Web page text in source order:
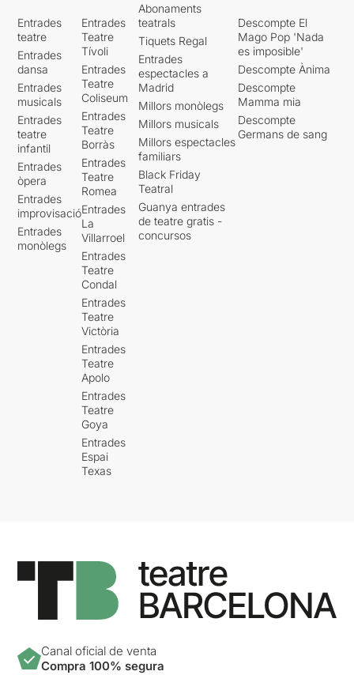
Entrades
teatre
Entrades
dansa
Entrades
musicals
Entrades
teatre
infantil
Entrades
òpera
Entrades
improvisació
Entrades
monòlegs
Entrades
Teatre
Tívoli
Entrades
Teatre
Coliseum
Entrades
Teatre
Borràs
Entrades
Teatre
Romea
Entrades
La
Villarroel
Entrades
Teatre
Condal
Entrades
Teatre
Victòria
Entrades
Teatre
Apolo
Entrades
Teatre
Goya
Entrades
Espai
Texas
Abonaments
teatrals
Tiquets Regal
Entrades
espectacles a
Madrid
Millors monòlegs
Millors musicals
Millors espectacles
familiars
Black Friday
Teatral
Guanya entrades
de teatre gratis -
concursos
Descompte El
Mago Pop 'Nada
es imposible'
Descompte Ànima
Descompte
Mamma mia
Descompte
Germans de sang
Canal oficial de venta
Compra 100% segura